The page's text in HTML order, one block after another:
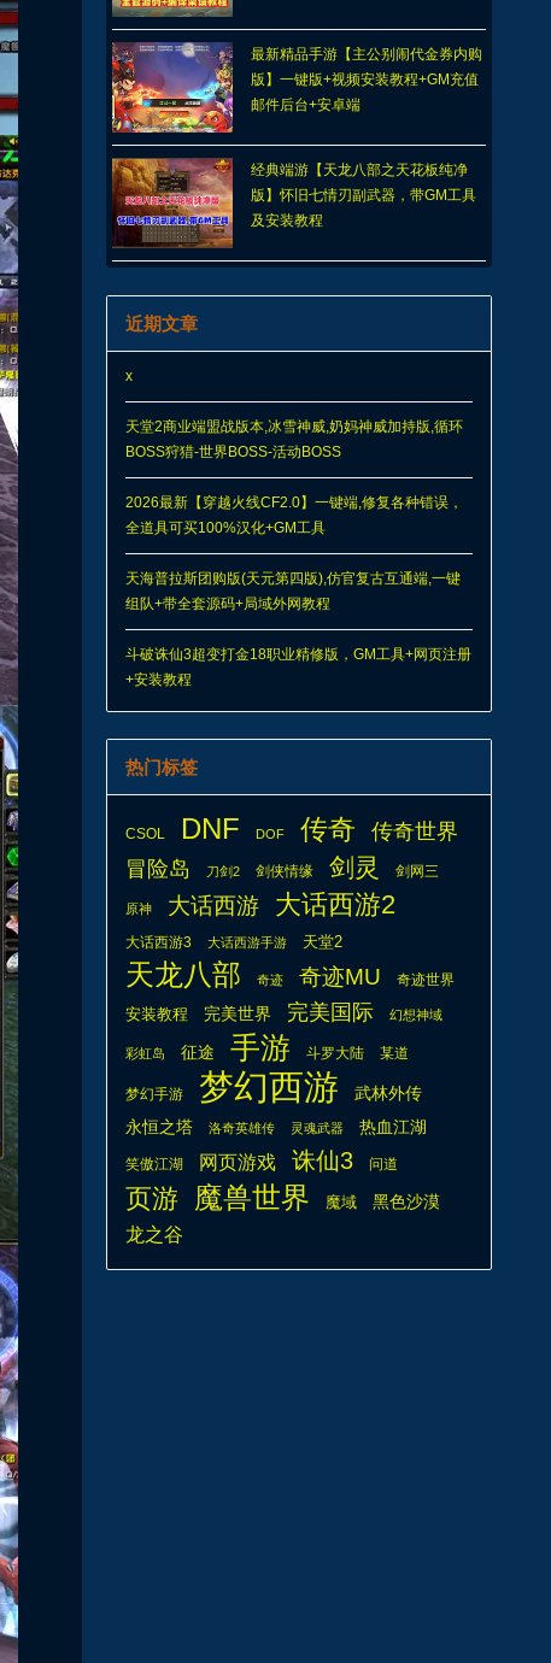
最新精品手游【主公别闹代金券内购
版】一键版+视频安装教程+GM充值
邮件后台+安卓端
经典端游【天龙八部之天花板纯净
版】怀旧七情刃副武器，带GM工具
及安装教程
近期文章
x
天堂2商业端盟战版本,冰雪神威,奶妈神威加持版,循环
BOSS狩猎-世界BOSS-活动BOSS
2026最新【穿越火线CF2.0】一键端,修复各种错误，
全道具可买100%汉化+GM工具
天海普拉斯团购版(天元第四版),仿官复古互通端,一键
组队+带全套源码+局域外网教程
斗破诛仙3超变打金18职业精修版，GM工具+网页注册
+安装教程
热门标签
CSOL DNF DOF 传奇 传奇世界
冒险岛 刀剑2 剑侠情缘 剑灵 剑网三
原神 大话西游 大话西游2
大话西游3 大话西游手游 天堂2
天龙八部 奇迹 奇迹MU 奇迹世界
安装教程 完美世界 完美国际 幻想神域
彩虹岛 征途 手游 斗罗大陆 某道
梦幻手游 梦幻西游
武林外传
永恒之塔
洛奇英雄传 灵魂武器 热血江湖
笑傲江湖 网页游戏 诛仙3 问道
页游 魔兽世界 魔域 黑色沙漠
龙之谷